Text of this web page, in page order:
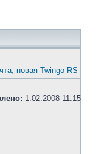
новая Twingo RS
1.02.2008 11:15